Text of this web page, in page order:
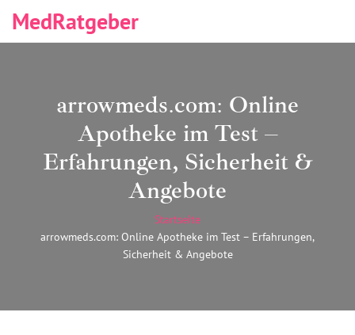
MedRatgeber
arrowmeds.com: Online
Apotheke im Test –
Erfahrungen, Sicherheit &
Angebote
Startseite
arrowmeds.com: Online Apotheke im Test – Erfahrungen,
Sicherheit & Angebote